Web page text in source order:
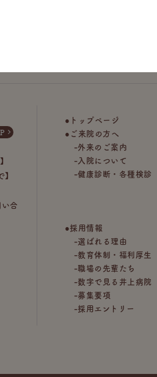
合
トップページ
ご来院の方へ
外来のご案内
入院について
健康診断・各種検診
採用情報
選ばれる理由
教育体制・福利厚生
職場の先輩たち
数字で見る井上病院
募集要項
採用エントリー